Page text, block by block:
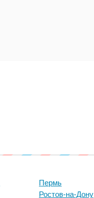
Пермь
Ростов-на-Дону